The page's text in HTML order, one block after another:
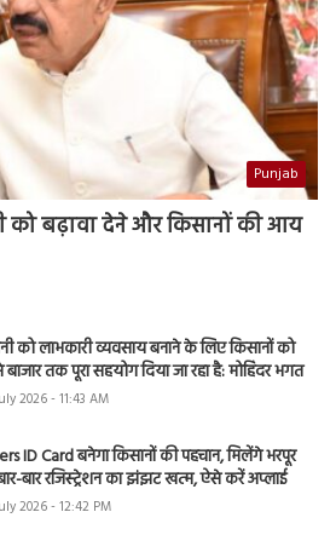
Punjab
को बढ़ावा देने और किसानों की आय
को लाभकारी व्यवसाय बनाने के लिए किसानों को
तक पूरा सहयोग दिया जा रहा है: मोहिंदर भगत
2026 - 11:43 AM
ID Card बनेगा किसानों की पहचान, मिलेंगे भरपूर
बार रजिस्ट्रेशन का झंझट खत्म, ऐसे करें अप्लाई
2026 - 12:42 PM